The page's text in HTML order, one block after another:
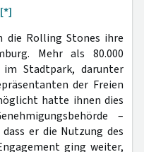
[*]
die Rolling Stones ihre
Mehr als 80.000
Stadtpark, darunter
der Freien
hatte ihnen dies
–
er die Nutzung des
ging weiter,